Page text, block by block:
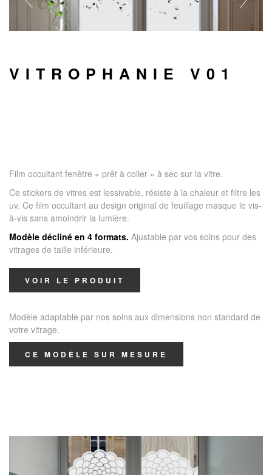
VITROPHANIE V01
Film occultant fenêtre « prêt à coller » à sec sur la vitre.
Ce stickers de vitres est lessivable, résiste à la chaleur et filtre les
uv. Ce film occultant au design original de feuillage masque le vis-
à-vis sans amoindrir la lumière.
Modèle décliné en 4 formats. Ajustable par vos soins pour des
vitrages de taille inférieure.
VOIR LE PRODUIT
Modèle adaptable par nos soins aux dimensions non standard de
votre vitrage.
CE MODÈLE SUR MESURE